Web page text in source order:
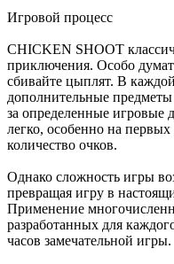
Игровой процесс
CHICKEN SHOOT
приключения. Особо
сбивайте цыплят. В
дополнительные
за определенные игровые
легко, особенно на
количество очков.
Однако сложность игры
превращая игру в
Применение
разработанных для
часов замечательной игры.